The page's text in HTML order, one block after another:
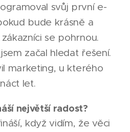
svůj první e-
bude krásně a
se pohrnou.
začal hledat řešení.
marketing, u kterého
let.
největší radost?
když vidím, že věci